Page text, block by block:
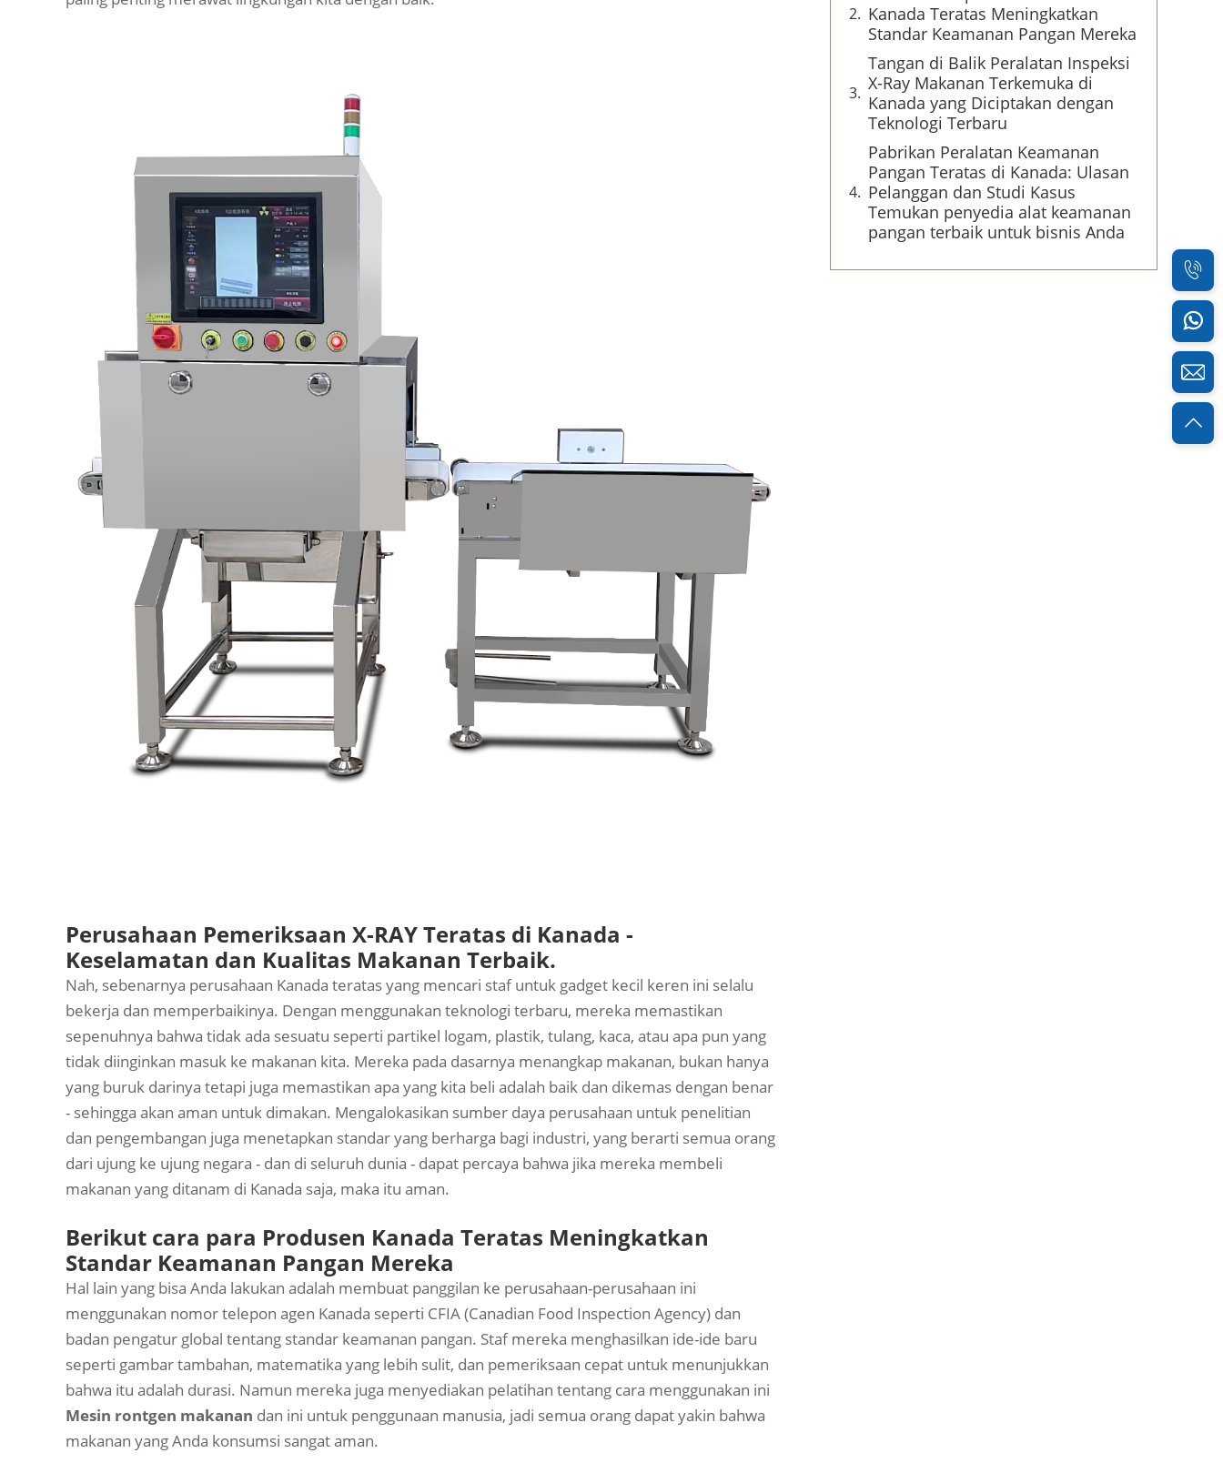
Perusahaan Pemeriksaan X-RAY Teratas di Kanada -
Keselamatan dan Kualitas Makanan Terbaik.
Nah, sebenarnya perusahaan Kanada teratas yang mencari staf untuk gadget kecil keren ini selalu
bekerja dan memperbaikinya. Dengan menggunakan teknologi terbaru, mereka memastikan
sepenuhnya bahwa tidak ada sesuatu seperti partikel logam, plastik, tulang, kaca, atau apa pun yang
tidak diinginkan masuk ke makanan kita. Mereka pada dasarnya menangkap makanan, bukan hanya
yang buruk darinya tetapi juga memastikan apa yang kita beli adalah baik dan dikemas dengan benar
- sehingga akan aman untuk dimakan. Mengalokasikan sumber daya perusahaan untuk penelitian
dan pengembangan juga menetapkan standar yang berharga bagi industri, yang berarti semua orang
dari ujung ke ujung negara - dan di seluruh dunia - dapat percaya bahwa jika mereka membeli
makanan yang ditanam di Kanada saja, maka itu aman.
Berikut cara para Produsen Kanada Teratas Meningkatkan
Standar Keamanan Pangan Mereka
Hal lain yang bisa Anda lakukan adalah membuat panggilan ke perusahaan-perusahaan ini
menggunakan nomor telepon agen Kanada seperti CFIA (Canadian Food Inspection Agency) dan
badan pengatur global tentang standar keamanan pangan. Staf mereka menghasilkan ide-ide baru
seperti gambar tambahan, matematika yang lebih sulit, dan pemeriksaan cepat untuk menunjukkan
bahwa itu adalah durasi. Namun mereka juga menyediakan pelatihan tentang cara menggunakan ini
Mesin rontgen makanan dan ini untuk penggunaan manusia, jadi semua orang dapat yakin bahwa
makanan yang Anda konsumsi sangat aman.
Kanada Teratas Meningkatkan
Standar Keamanan Pangan Mereka
Tangan di Balik Peralatan Inspeksi
X-Ray Makanan Terkemuka di
Kanada yang Diciptakan dengan
Teknologi Terbaru
Pabrikan Peralatan Keamanan
Pangan Teratas di Kanada: Ulasan
Pelanggan dan Studi Kasus
Temukan penyedia alat keamanan
pangan terbaik untuk bisnis Anda